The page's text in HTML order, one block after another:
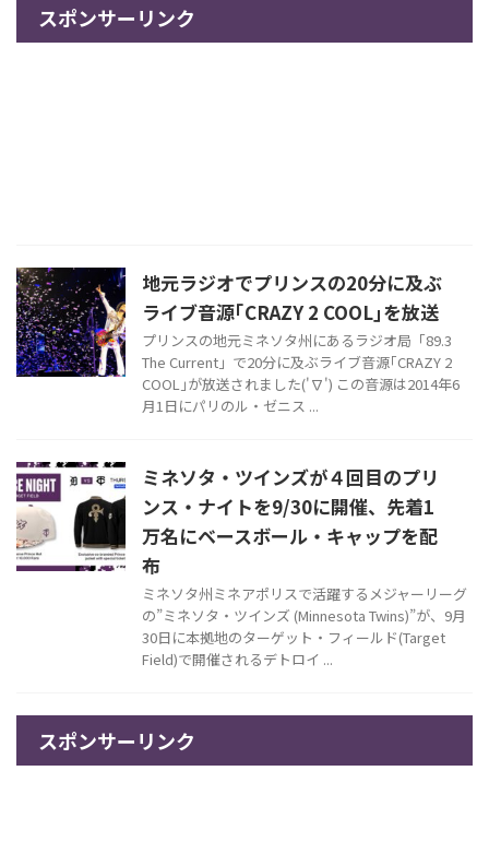
スポンサーリンク
地元ラジオでプリンスの20分に及ぶ
ライブ音源｢CRAZY 2 COOL｣を放送
プリンスの地元ミネソタ州にあるラジオ局「89.3
The Current」で20分に及ぶライブ音源｢CRAZY 2
COOL｣が放送されました('∇') この音源は2014年6
月1日にパリのル・ゼニス ...
ミネソタ・ツインズが４回目のプリ
ンス・ナイトを9/30に開催、先着1
万名にベースボール・キャップを配
布
ミネソタ州ミネアポリスで活躍するメジャーリーグ
の”ミネソタ・ツインズ (Minnesota Twins)”が、9月
30日に本拠地のターゲット・フィールド(Target
Field)で開催されるデトロイ ...
スポンサーリンク